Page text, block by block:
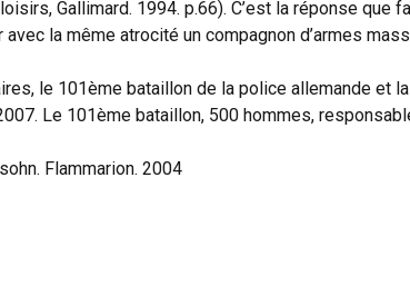
Gallimard. 1994. p.66). C’est la réponse que
la même atrocité un compagnon d’armes
le 101ème bataillon de la police allemande et
Le 101ème bataillon, 500 hommes,
Flammarion. 2004